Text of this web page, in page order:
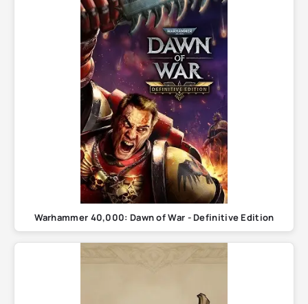
Warhammer 40,000: Dawn of War - Definitive Edition